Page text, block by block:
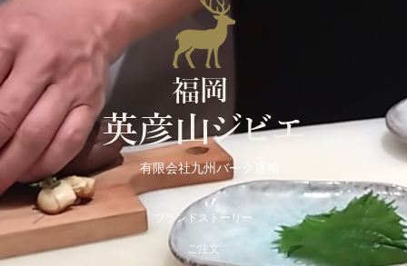
有限会社九州バーク運輸
ブランドストーリー
ご注文